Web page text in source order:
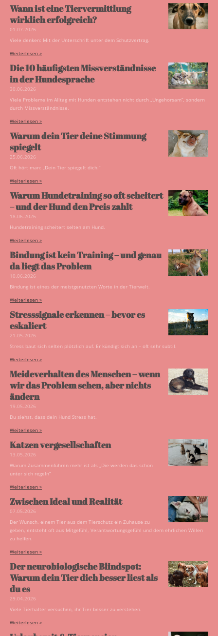
Wann ist eine Tiervermittlung
wirklich erfolgreich?
01.07.2026
Viele denken: Mit der Unterschrift unter dem Schutzvertrag.
Weiterlesen »
Die 10 häufigsten Missverständnisse
in der Hundesprache
30.06.2026
Viele Probleme im Alltag mit Hunden entstehen nicht durch „Ungehorsam“, sondern
durch Missverständnisse.
Weiterlesen »
Warum dein Tier deine Stimmung
spiegelt
25.06.2026
Oft hört man: „Dein Tier spiegelt dich.“
Weiterlesen »
Warum Hundetraining so oft scheitert
– und der Hund den Preis zahlt
18.06.2026
Hundetraining scheitert selten am Hund.
Weiterlesen »
Bindung ist kein Training – und genau
da liegt das Problem
10.06.2026
Bindung ist eines der meistgenutzten Worte in der Tierwelt.
Weiterlesen »
Stresssignale erkennen – bevor es
eskaliert
21.05.2026
Stress baut sich selten plötzlich auf. Er kündigt sich an – oft sehr subtil.
Weiterlesen »
Meideverhalten des Menschen – wenn
wir das Problem sehen, aber nichts
ändern
19.05.2026
Du siehst, dass dein Hund Stress hat.
Weiterlesen »
Katzen vergesellschaften
13.05.2026
Warum Zusammenführen mehr ist als „Die werden das schon
unter sich regeln“
Weiterlesen »
Zwischen Ideal und Realität
07.05.2026
Der Wunsch, einem Tier aus dem Tierschutz ein Zuhause zu
geben, entsteht oft aus Mitgefühl, Verantwortungsgefühl und dem ehrlichen Willen
zu helfen.
Weiterlesen »
Der neurobiologische Blindspot:
Warum dein Tier dich besser liest als
du es
29.04.2026
Viele Tierhalter versuchen, ihr Tier besser zu verstehen.
Weiterlesen »